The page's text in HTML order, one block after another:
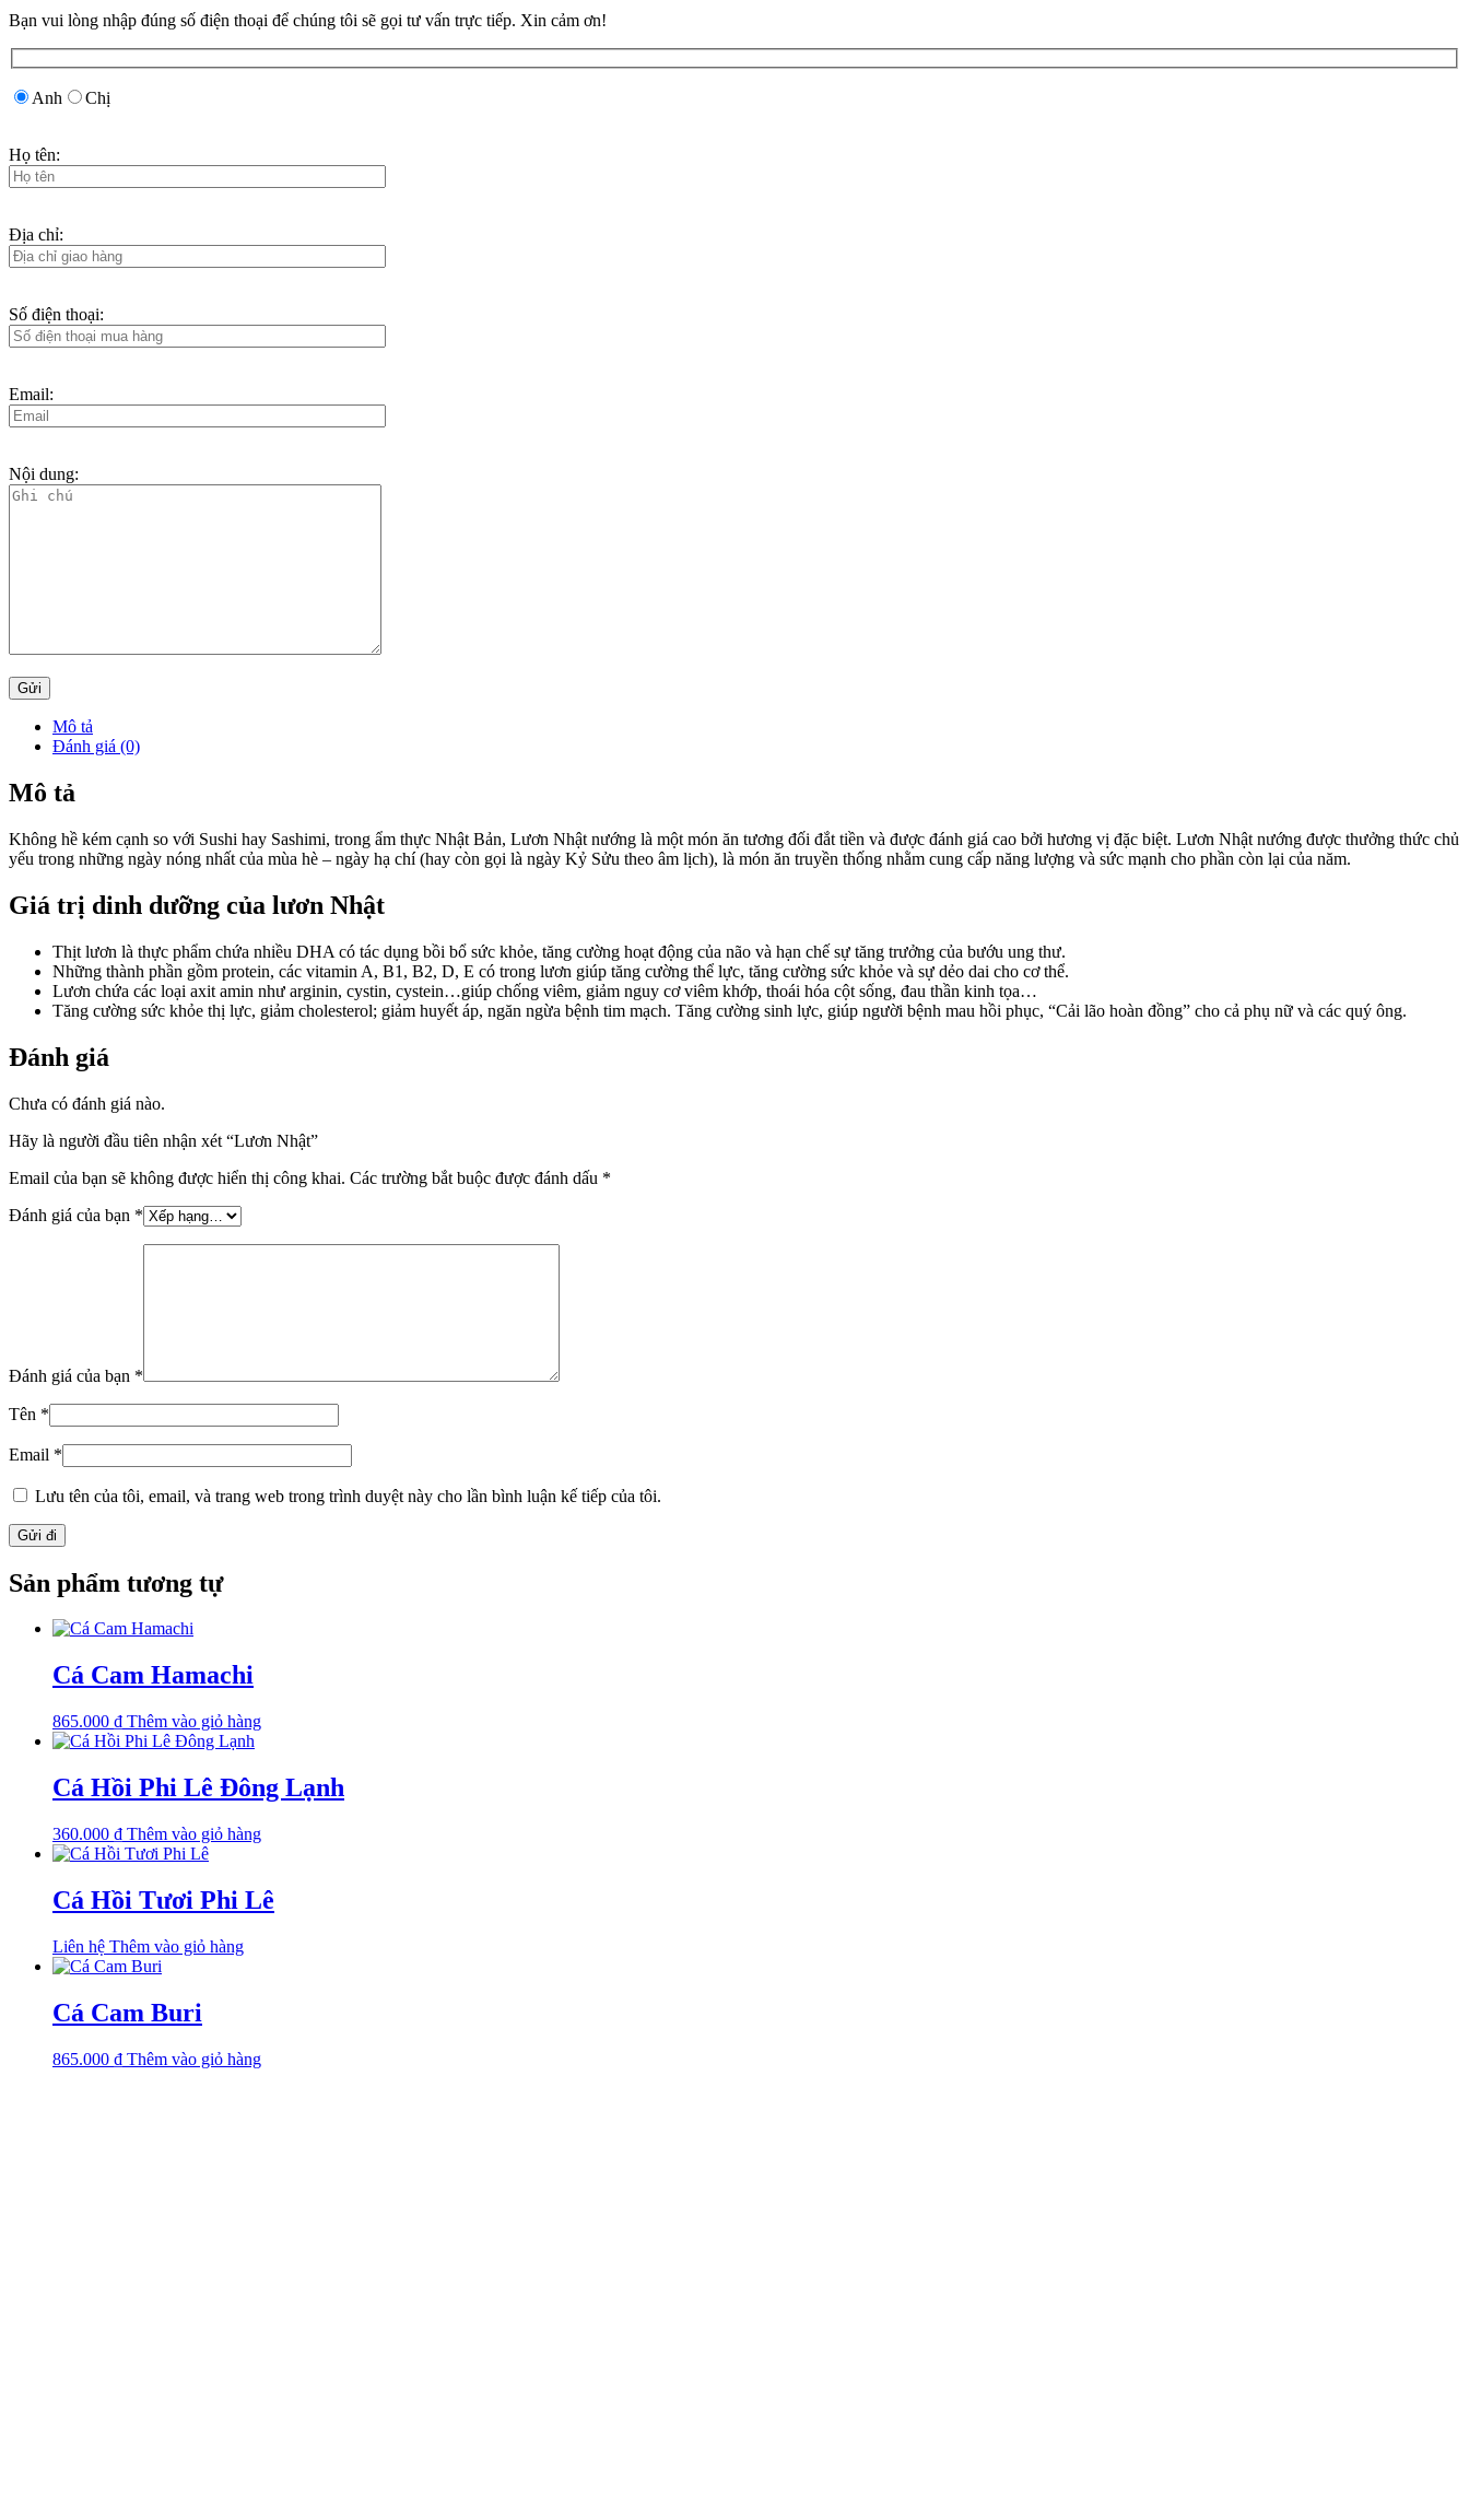
Bạn vui lòng nhập đúng số điện thoại để chúng tôi sẽ gọi tư vấn trực tiếp. Xin cảm ơn!
Anh Chị
Họ tên:
Địa chỉ:
Số điện thoại:
Email:
Nội dung:
Mô tả
Đánh giá (0)
Mô tả
Không hề kém cạnh so với Sushi hay Sashimi, trong ẩm thực Nhật Bản, Lươn Nhật nướng là một món ăn tương đối đắt tiền và được đánh giá cao bởi hương vị đặc biệt. Lươn Nhật nướng được thưởng thức chủ
yếu trong những ngày nóng nhất của mùa hè – ngày hạ chí (hay còn gọi là ngày Kỷ Sửu theo âm lịch), là món ăn truyền thống nhằm cung cấp năng lượng và sức mạnh cho phần còn lại của năm.
Giá trị dinh dưỡng của lươn Nhật
Thịt lươn là thực phẩm chứa nhiều DHA có tác dụng bồi bổ sức khỏe, tăng cường hoạt động của não và hạn chế sự tăng trưởng của bướu ung thư.
Những thành phần gồm protein, các vitamin A, B1, B2, D, E có trong lươn giúp tăng cường thể lực, tăng cường sức khỏe và sự dẻo dai cho cơ thể.
Lươn chứa các loại axit amin như arginin, cystin, cystein…giúp chống viêm, giảm nguy cơ viêm khớp, thoái hóa cột sống, đau thần kinh tọa…
Tăng cường sức khỏe thị lực, giảm cholesterol; giảm huyết áp, ngăn ngừa bệnh tim mạch. Tăng cường sinh lực, giúp người bệnh mau hồi phục, “Cải lão hoàn đồng” cho cả phụ nữ và các quý ông.
Đánh giá
Chưa có đánh giá nào.
Hãy là người đầu tiên nhận xét “Lươn Nhật”
Email của bạn sẽ không được hiển thị công khai. Các trường bắt buộc được đánh dấu *
Đánh giá của bạn *
Đánh giá của bạn *
Tên *
Email *
Lưu tên của tôi, email, và trang web trong trình duyệt này cho lần bình luận kế tiếp của tôi.
Sản phẩm tương tự
Cá Cam Hamachi
865.000 ₫ Thêm vào giỏ hàng
Cá Hồi Phi Lê Đông Lạnh
360.000 ₫ Thêm vào giỏ hàng
Cá Hồi Tươi Phi Lê
Liên hệ Thêm vào giỏ hàng
Cá Cam Buri
865.000 ₫ Thêm vào giỏ hàng